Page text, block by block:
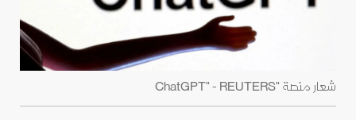
شعار منصة "ChatGPT" - REUTERS